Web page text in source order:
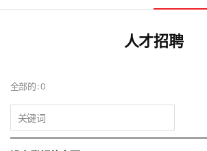
人才招聘
全部的 : 0